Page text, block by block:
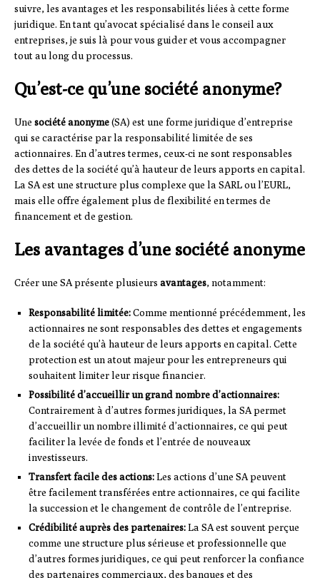
suivre, les avantages et les responsabilités liées à cette forme
juridique. En tant qu’avocat spécialisé dans le conseil aux
entreprises, je suis là pour vous guider et vous accompagner
tout au long du processus.
Qu’est-ce qu’une société anonyme?
Une société anonyme(SA) est une forme juridique d’entreprise
qui se caractérise par la responsabilité limitée de ses
actionnaires. En d’autres termes, ceux-ci ne sont responsables
des dettes de la société qu’à hauteur de leurs apports en capital.
La SA est une structure plus complexe que la SARL ou l’EURL,
mais elle offre également plus de flexibilité en termes de
financement et de gestion.
Les avantages d’une société anonyme
Créer une SA présente plusieurs avantages, notamment:
Responsabilité limitée:Comme mentionné précédemment, les
actionnaires ne sont responsables des dettes et engagements
de la société qu’à hauteur de leurs apports en capital. Cette
protection est un atout majeur pour les entrepreneurs qui
souhaitent limiter leur risque financier.
Possibilité d’accueillir un grand nombre d’actionnaires:
Contrairement à d’autres formes juridiques, la SA permet
d’accueillir un nombre illimité d’actionnaires, ce qui peut
faciliter la levée de fonds et l’entrée de nouveaux
investisseurs.
Transfert facile des actions:Les actions d’une SA peuvent
être facilement transférées entre actionnaires, ce qui facilite
la succession et le changement de contrôle de l’entreprise.
Crédibilité auprès des partenaires:La SA est souvent perçue
comme une structure plus sérieuse et professionnelle que
d’autres formes juridiques, ce qui peut renforcer la confiance
des partenaires commerciaux, des banques et des